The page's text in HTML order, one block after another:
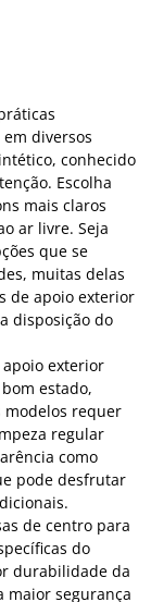
diversos
conhecido
Escolha
mais claros
ar livre. Seja
que se
muitas delas
de apoio exterior
disposição do
apoio exterior
estado,
modelos requer
regular
como
pode desfrutar
de centro para
do
durabilidade da
maior segurança